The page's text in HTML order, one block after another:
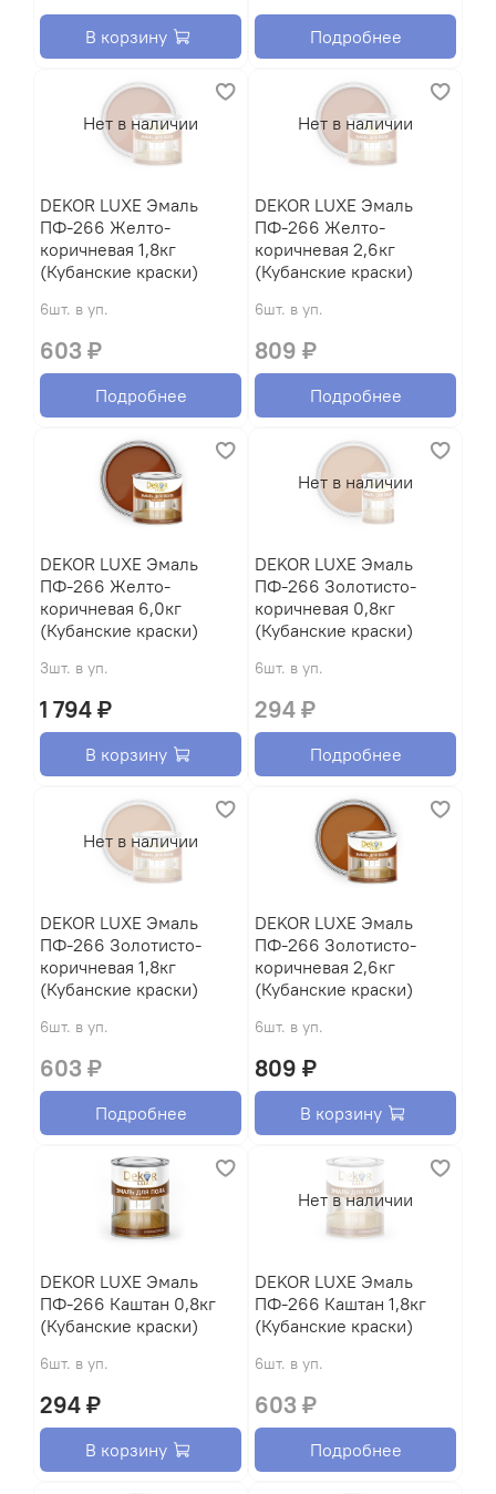
В корзину Подробнее
Нет в наличии
DEKOR LUXE Эмаль
ПФ-266 Желто-
коричневая 1,8кг
(Кубанские краски)
6шт. в уп.
603 ₽
Подробнее
Нет в наличии
DEKOR LUXE Эмаль
ПФ-266 Желто-
коричневая 2,6кг
(Кубанские краски)
6шт. в уп.
809 ₽
Подробнее
DEKOR LUXE Эмаль
ПФ-266 Желто-
коричневая 6,0кг
(Кубанские краски)
3шт. в уп.
1 794 ₽
В корзину
Нет в наличии
DEKOR LUXE Эмаль
ПФ-266 Золотисто-
коричневая 0,8кг
(Кубанские краски)
6шт. в уп.
294 ₽
Подробнее
Нет в наличии
DEKOR LUXE Эмаль
ПФ-266 Золотисто-
коричневая 1,8кг
(Кубанские краски)
6шт. в уп.
603 ₽
Подробнее
DEKOR LUXE Эмаль
ПФ-266 Золотисто-
коричневая 2,6кг
(Кубанские краски)
6шт. в уп.
809 ₽
В корзину
DEKOR LUXE Эмаль
ПФ-266 Каштан 0,8кг
(Кубанские краски)
6шт. в уп.
294 ₽
В корзину
Нет в наличии
DEKOR LUXE Эмаль
ПФ-266 Каштан 1,8кг
(Кубанские краски)
6шт. в уп.
603 ₽
Подробнее